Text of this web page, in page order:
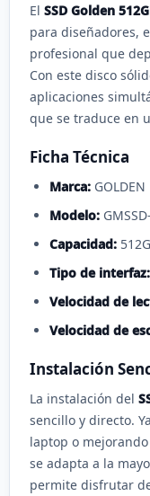
El SSD Golden
para diseñadores,
profesional que
Con este disco
aplicaciones
que se traduce en
Ficha Técnica
Marca: GOLDEN
Modelo:
Capacidad:
Tipo de interfaz:
Velocidad de
Velocidad de
Instalación
La instalación del
sencillo y directo.
laptop o
se adapta a la
permite disfrutar